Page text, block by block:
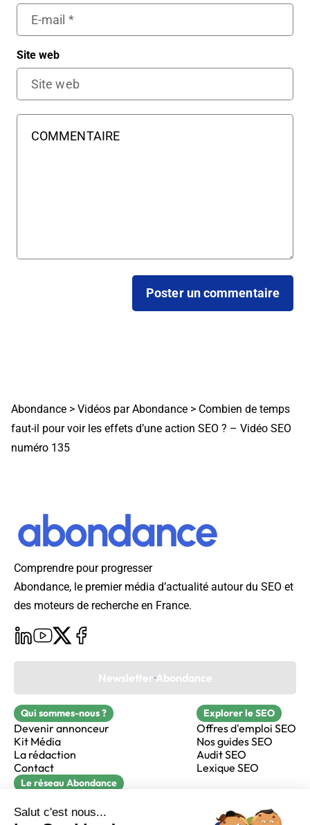
Site web
Abondance > Vidéos par Abondance > Combien de temps
faut-il pour voir les effets d’une action SEO ? – Vidéo SEO
numéro 135
Comprendre pour progresser
Abondance, le premier média d’actualité autour du SEO et
des moteurs de recherche en France.
Newsletter Abondance
Qui sommes-nous ?
Devenir annonceur
Kit Média
La rédaction
Contact
Explorer le SEO
Offres d'emploi SEO
Nos guides SEO
Audit SEO
Lexique SEO
Le réseau Abondance
Réacteur